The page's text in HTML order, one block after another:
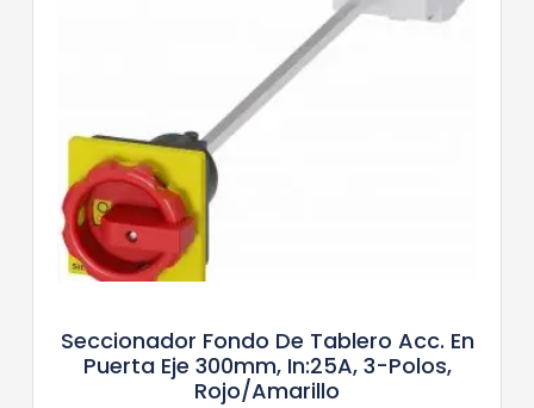
Seccionador Fondo De Tablero Acc. En
Puerta Eje 300mm, In:25A, 3-Polos,
Rojo/Amarillo